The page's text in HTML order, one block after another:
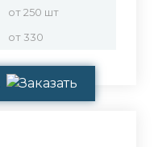
от 250 шт
от 330